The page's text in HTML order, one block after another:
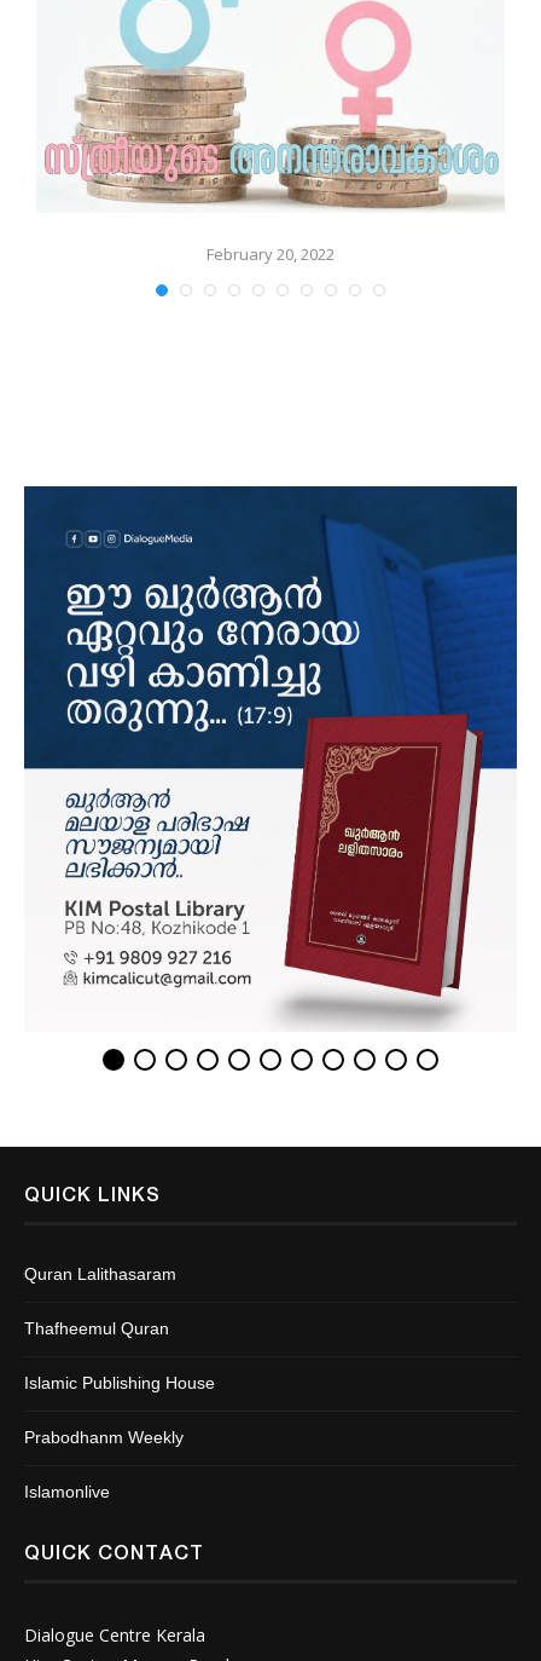
February 20, 2022
QUICK LINKS
Quran Lalithasaram
Thafheemul Quran
Islamic Publishing House
Prabodhanm Weekly
Islamonlive
QUICK CONTACT
Dialogue Centre Kerala